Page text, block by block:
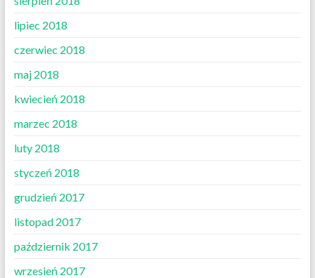
lipiec 2018
czerwiec 2018
maj 2018
kwiecień 2018
marzec 2018
luty 2018
styczeń 2018
grudzień 2017
listopad 2017
październik 2017
wrzesień 2017